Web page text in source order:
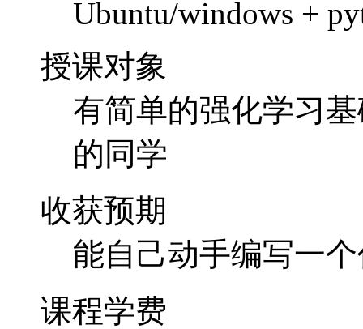
Ubuntu/windows +
授课对象
有简单的强化学习
的同学
收获预期
能自己动手编写一
课程学费